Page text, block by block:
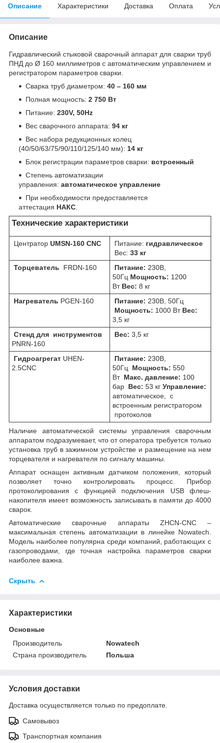
Описание Характеристики Доставка Оплата
Описание
Гидравлический стыковой сварочный аппарат для сварки труб
ПНД до Ø 160 миллиметров с автоматическим управлением и
регистратором параметров сварки.
Сварка труб диаметром: 40 – 160 мм
Полная мощность: 2 750 Вт
Питание: 230V, 50Hz
Вес сварочного аппарата: 94 кг
Вес набора редукционных колец
(40/50/63/75/90/110/125/140 мм): 14 кг
Блок регистрации параметров сварки: встроенный
Степень автоматизации
управления: автоматическое управление
При необходимости предоставляется
аттестация НАКС
Технические характеристики
Центратор UMSN-160 CNC Питание: гидравлическое
Вес: 33 кг
Торцеватель FRDN-160 Питание: 230В,
50Гц Мощность: 1200
ВтВес: 8 кг
Нагреватель PGEN-160 Питание: 230В, 50Гц
Мощность: 1000 ВтВес:
3,5 кг
Стенд для инструментов
PNRN-160
Вес: 3,5 кг
Гидроагрегат UHEN-
2.5CNC
Питание: 230В,
50Гц
Мощность: 550
Вт Макс. давление: 100
бар Вес: 53 кг Управление:
автоматическое, с
встроенным регистратором
протоколов
Наличие автоматической системы управления сварочным
аппаратом подразумевает, что от оператора требуется только
установка труб в зажимном устройстве и размещение на нем
торцевателя и нагревателя по сигналу машины.
Аппарат оснащен активным датчиком положения, который
позволяет точно контролировать процесс. Прибор
протоколирования с функцией подключения USB флеш-
накопителя имеет возможность записывать в памяти до 4000
сварок.
Автоматические сварочные аппараты ZHCN-CNC –
максимальная степень автоматизации в линейке Nowatech.
Модель наиболее популярна среди компаний, работающих с
газопроводами, где точная настройка параметров сварки
наиболее важна.
Скрыть
Характеристики
Основные
Производитель
Nowatech
Страна производитель
Польша
Условия доставки
Доставка осуществляется только по предоплате.
Самовывоз
Транспортная компания